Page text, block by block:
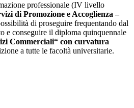
professionale (IV livello
di Promozione e Accoglienza –
di proseguire frequentando dal
e conseguire il diploma quinquennale
Commerciali“ con curvatura
a tutte le facoltà universitarie.